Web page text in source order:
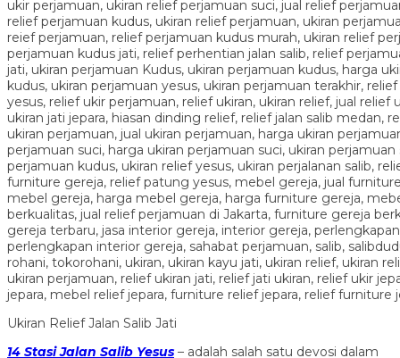
Ukiran Relief Jalan Salib Jati
14 Stasi Jalan Salib Yesus – adalah salah satu devosi dalam